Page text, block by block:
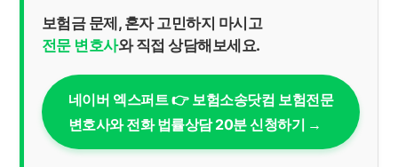
보험금 문제, 혼자 고민하지 마시고
전문 변호사와 직접 상담해보세요.
네이버 엑스퍼트 👉 보험소송닷컴 보험전문
변호사와 전화 법률상담 20분 신청하기 →